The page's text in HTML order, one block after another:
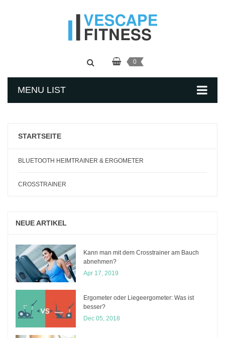
0
MENU LIST
STARTSEITE
BLUETOOTH HEIMTRAINER & ERGOMETER
CROSSTRAINER
NEUE ARTIKEL
Kann man mit dem Crosstrainer am Bauch
abnehmen?
Apr 17, 2019
Ergometer oder Liegeergometer: Was ist
besser?
Dec 05, 2018